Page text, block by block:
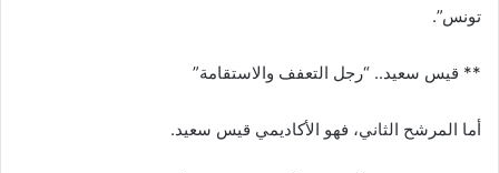
تونس”.
** قيس سعيد.. “رجل التعفف والاستقامة”
أما المرشح الثاني، فهو الأكاديمي قيس سعيد.